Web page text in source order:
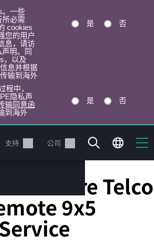
。一些
所必需
cookies
您的用户
息，请访
明。同
，以及
息并根据
输到海外
是 否
程中，
隐私声
输同意函
到海外
是 否
支持 公司
Tech Care Telco
9x5